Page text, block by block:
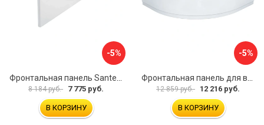
-5%
8 184 руб. 7 775 руб.
В КОРЗИНУ
-5%
12 859 руб. 12 216 руб.
В КОРЗИНУ